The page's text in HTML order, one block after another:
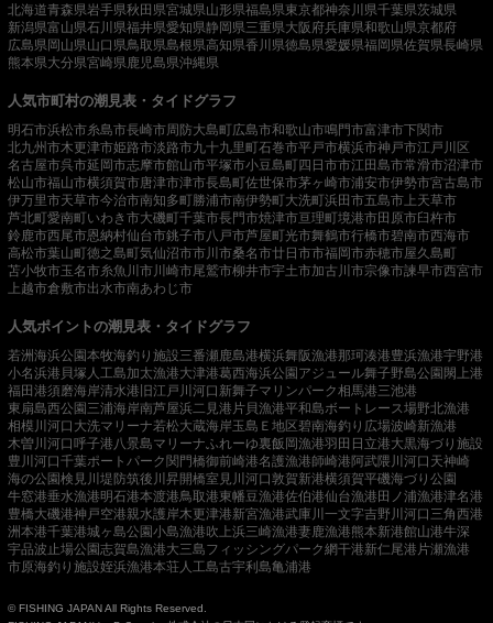
北海道青森県岩手県秋田県宮城県山形県福島県東京都神奈川県千葉県茨城県
新潟県富山県石川県福井県愛知県静岡県三重県大阪府兵庫県和歌山県京都府
広島県岡山県山口県鳥取県島根県高知県香川県徳島県愛媛県福岡県佐賀県長崎県
熊本県大分県宮崎県 鹿児島県沖縄県
人気市町村の潮見表・タイドグラフ
明石市浜松市糸島市長崎市周防大島町広島市和歌山市鳴門市富津市下関市
北九州市木更津市姫路市淡路市九十九里町石巻市平戸市横浜市神戸市江戸川区
名古屋市呉市延岡市志摩市館山市平塚市小豆島町四日市市江田島市常滑市沼津市
松山市福山市横須賀市唐津市津市長島町佐世保市茅ヶ崎市浦安市伊勢市宮古島市
伊万里市天草市今治市南知多町勝浦市南伊勢町大洗町浜田市五島市 上天草市
芦北町愛南町いわき市大磯町千葉市長門市焼津市亘理町境港市田原市臼杵市
鈴鹿市西尾市恩納村仙台市銚子市八戸市芦屋町光市舞鶴市行橋市碧南市西海市
高松市葉山町徳之島町気仙沼市市川市桑名市廿日市市福岡市赤穂市屋久島町
苫小牧市玉名市糸魚川市 川崎市尾鷲市柳井市宇土市加古川市宗像市諫早市西宮市
上越市倉敷市出水市南あわじ市
人気ポイントの潮見表・タイドグラフ
若洲海浜公園本牧海釣り施設三番瀬 鹿島港横浜舞阪漁港那珂湊港豊浜漁港宇野港
小名浜港 貝塚人工島加太漁港大津港葛西海浜公園アジュール舞子野島公園閖上港
福田港須磨海岸清水港 旧江戸川河口 新舞子マリンパーク相馬港三池港
東扇島西公園三浦海岸南芦屋浜二見港 片貝漁港平和島ボートレース場野北漁港
相模川河口 大洗マリーナ若松大蔵海岸玉島Ｅ地区碧南海釣り広場波崎新漁港
木曽川河口呼子港 八景島マリーナふれーゆ裏飯岡漁港羽田 日立港大黒海づり施設
豊川河口千葉ポートパーク関門橋御前崎港名護漁港師崎港阿武隈川河口 天神崎
海の公園検見川堤防筑後川昇開橋室見川河口敦賀新港横須賀平磯海づり公園
牛窓港垂水漁港明石港本渡港鳥取港東幡豆漁港佐伯港仙台漁港田ノ浦漁港津名港
豊橋大磯港神戸空港親水護岸木更津港新宮漁港武庫川一文字吉野川河口 三角西港
洲本港千葉港城ヶ島公園小島漁港吹上浜三崎漁港妻鹿漁港熊本新港館山港牛深
宇品波止場公園志賀島漁港大三島フィッシングパーク網干港新仁尾港 片瀬漁港
市原海釣り施設姪浜漁港本荘人工島古宇利島亀浦港
© FISHING JAPAN All Rights Reserved.